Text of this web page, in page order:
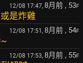
12/08 17:47, 8月前 , 53F
是炸雞
12/08 17:51, 8月前 , 54F
12/08 17:53, 8月前 , 55F